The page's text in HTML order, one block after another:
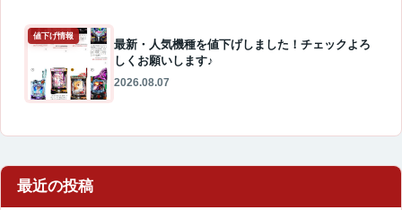
値下げ情報
最新・人気機種を値下げしました！チェックよろ
しくお願いします♪
2026.08.07
最近の投稿